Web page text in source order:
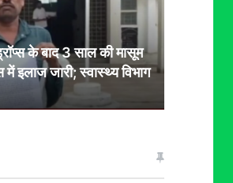
के बाद 3 साल की मासूम
इलाज जारी; स्वास्थ्य विभाग